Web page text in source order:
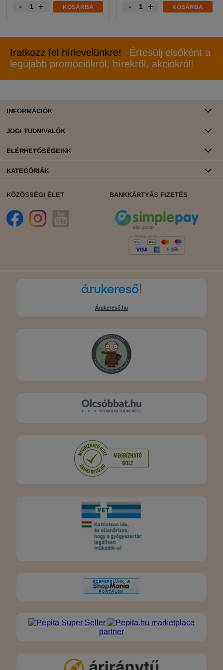
- + KOSÁRBA - + KOSÁRBA
Iratkozz fel hírlevelünkre!
Értesülj elsőként a
legújabb promóciókról, hírekről, akciókról!
INFORMÁCIÓK
JOGI TUDNIVALÓK
ELÉRHETŐSÉGEINK
KATEGÓRIÁK
KÖZÖSSÉGI ÉLET BANKKÁRTYÁS FIZETÉS
Árukereső.hu
marketplace
partner